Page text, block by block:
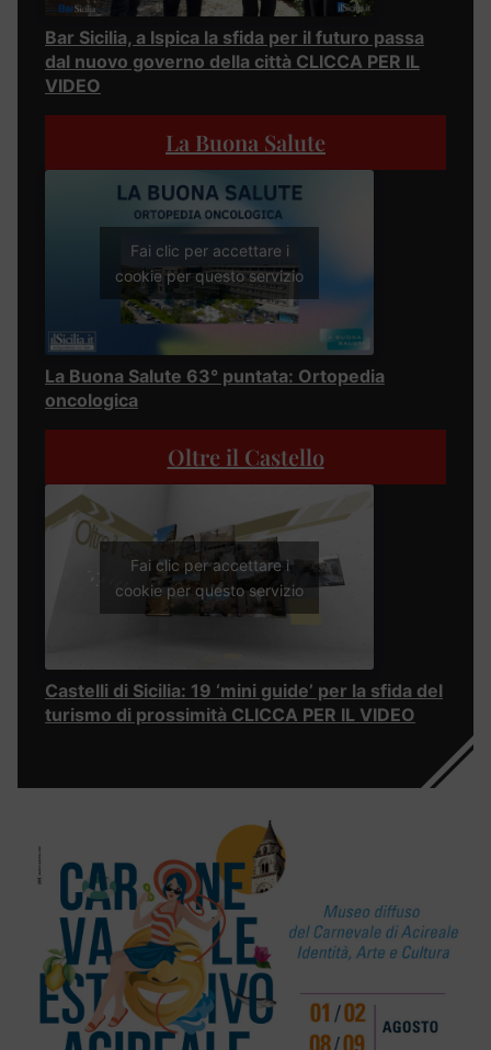
Bar Sicilia, a Ispica la sfida per il futuro passa
dal nuovo governo della città CLICCA PER IL
VIDEO
La Buona Salute
Fai clic per accettare i
cookie per questo servizio
La Buona Salute 63° puntata: Ortopedia
oncologica
Oltre il Castello
Fai clic per accettare i
cookie per questo servizio
Castelli di Sicilia: 19 ‘mini guide’ per la sfida del
turismo di prossimità CLICCA PER IL VIDEO